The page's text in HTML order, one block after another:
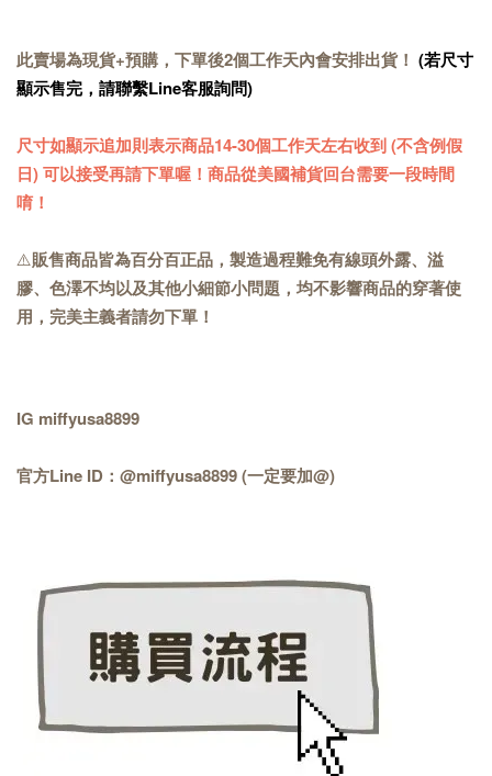
此賣場為現貨+預購，下單後2個工作天內會安排出貨！ (若尺寸
顯示售完，請聯繫Line客服詢問)
尺寸如顯示追加則表示商品14-30個工作天左右收到 (不含例假
日) 可以接受再請下單喔！商品從美國補貨回台需要一段時間
唷！
⚠️販售商品皆為百分百正品，製造過程難免有線頭外露、溢
膠、色澤不均以及其他小細節小問題，均不影響商品的穿著使
用，完美主義者請勿下單！
IG miffyusa8899
官方Line ID：@miffyusa8899 (一定要加@)